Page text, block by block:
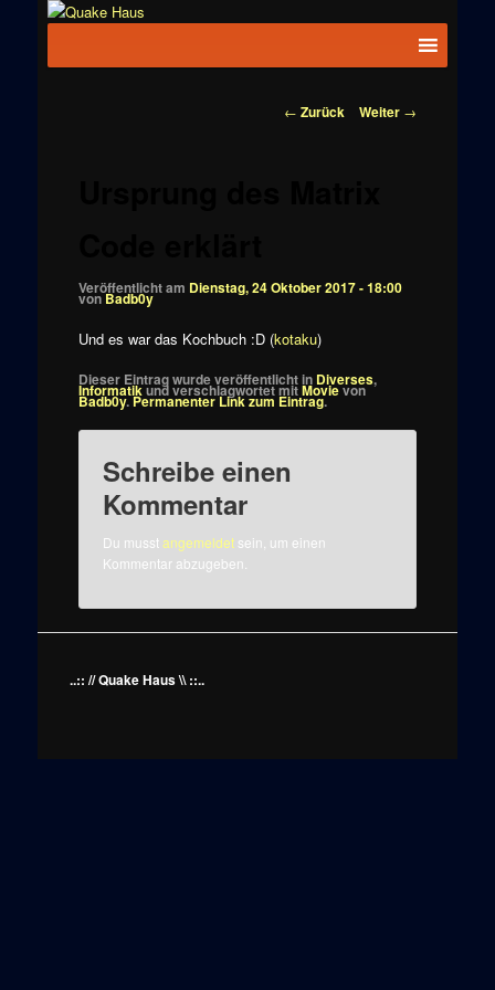
News zu
Beitragsnavigation
← Zurück Weiter →
Veröffentlicht am Dienstag, 24 Oktober 2017 - 18:00
vonBadb0y
Und es war das Kochbuch :D (kotaku)
Dieser Eintrag wurde veröffentlicht in Diverses,
Informatikund verschlagwortet mitMovievon
Badb0y.Permanenter Link zum Eintrag.
Schreibe einen
Kommentar
Du musstangemeldetsein, um einen
Kommentar abzugeben.
..:: // Quake Haus \\ ::..